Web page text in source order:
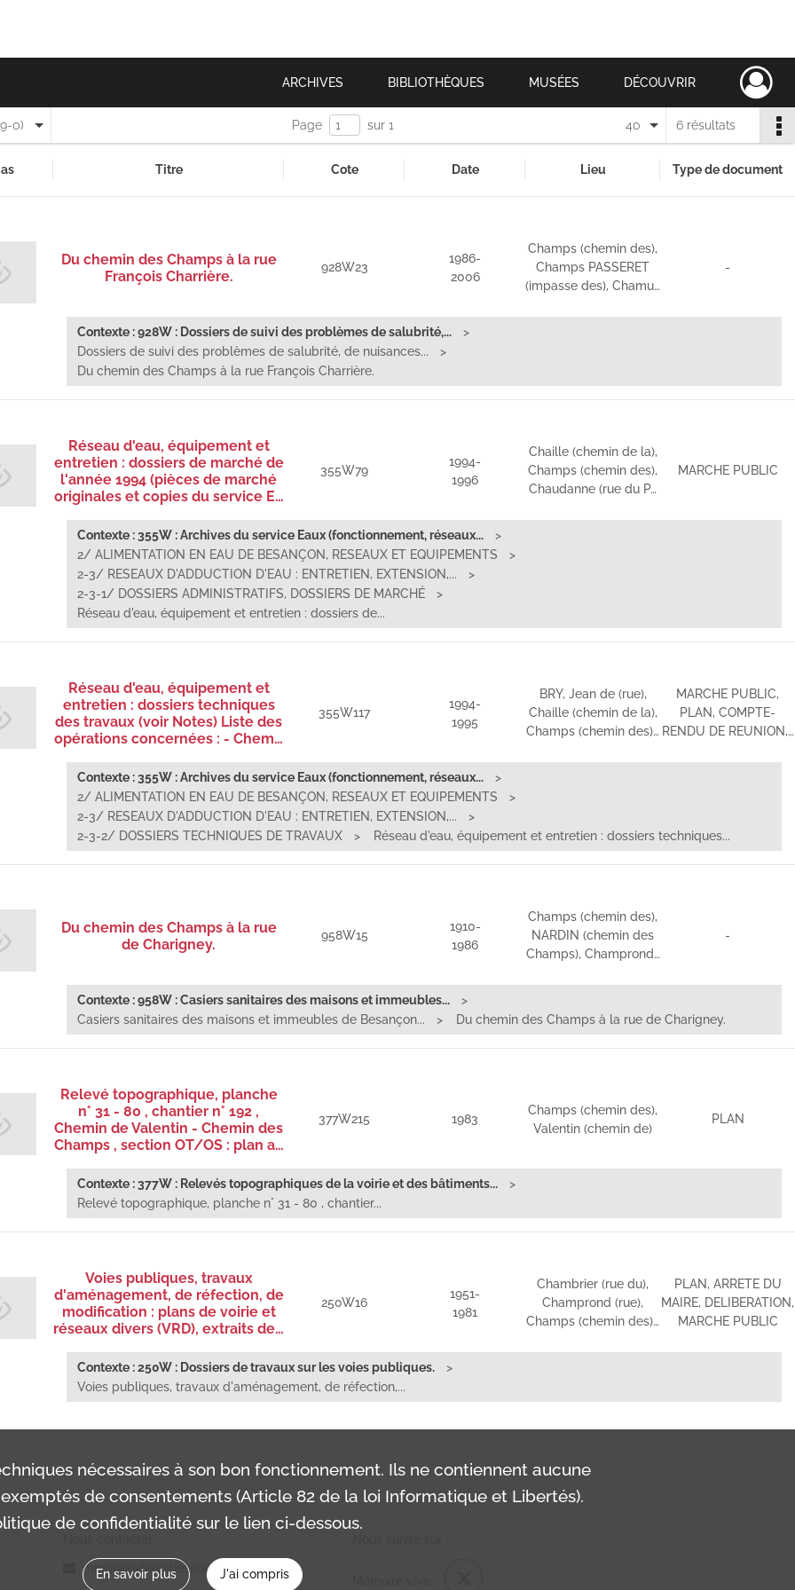
ARCHIVES BIBLIOTHÈQUES MUSÉES DÉCOUVRIR
0) Page sur 1 6 résultats
40
Titre Cote Date Lieu Type de document
Du chemin des Champs à la rue
François Charrière.
928W23
1986-
2006
Champs (chemin des),
Champs PASSERET
(impasse des), Chamu…
-
Contexte : 928W : Dossiers de suivi des problèmes de salubrité,...
Dossiers de suivi des problèmes de salubrité, de nuisances...
Du chemin des Champs à la rue François Charrière.
Réseau d'eau, équipement et
entretien : dossiers de marché de
l'année 1994 (pièces de marché
originales et copies du service E…
355W79
1994-
1996
Chaille (chemin de la),
Champs (chemin des),
Chaudanne (rue du P…
MARCHE PUBLIC
Contexte : 355W : Archives du service Eaux (fonctionnement, réseaux...
2/ ALIMENTATION EN EAU DE BESANÇON, RESEAUX ET EQUIPEMENTS
2-3/ RESEAUX D'ADDUCTION D'EAU : ENTRETIEN, EXTENSION,...
2-3-1/ DOSSIERS ADMINISTRATIFS, DOSSIERS DE MARCHÉ
Réseau d'eau, équipement et entretien : dossiers de...
Réseau d'eau, équipement et
entretien : dossiers techniques
des travaux (voir Notes) Liste des
opérations concernées : - Chem…
355W117
1994-
1995
BRY, Jean de (rue),
Chaille (chemin de la),
Champs (chemin des)…
MARCHE PUBLIC,
PLAN, COMPTE-
RENDU DE REUNION,…
Contexte : 355W : Archives du service Eaux (fonctionnement, réseaux...
2/ ALIMENTATION EN EAU DE BESANÇON, RESEAUX ET EQUIPEMENTS
2-3/ RESEAUX D'ADDUCTION D'EAU : ENTRETIEN, EXTENSION,...
2-3-2/ DOSSIERS TECHNIQUES DE TRAVAUX
Réseau d'eau, équipement et entretien : dossiers techniques...
Du chemin des Champs à la rue
de Charigney.
958W15
1910-
1986
Champs (chemin des),
NARDIN (chemin des
Champs), Champrond…
-
Contexte : 958W : Casiers sanitaires des maisons et immeubles...
Casiers sanitaires des maisons et immeubles de Besançon...
Du chemin des Champs à la rue de Charigney.
Relevé topographique, planche
n° 31 - 80 , chantier n° 192 ,
Chemin de Valentin - Chemin des
Champs , section OT/OS : plan a…
377W215 1983
Champs (chemin des),
Valentin (chemin de)
PLAN
Contexte : 377W : Relevés topographiques de la voirie et des bâtiments...
Relevé topographique, planche n° 31 - 80 , chantier...
Voies publiques, travaux
d'aménagement, de réfection, de
modification : plans de voirie et
réseaux divers (VRD), extraits de…
250W16
1951-
1981
Chambrier (rue du),
Champrond (rue),
Champs (chemin des)…
PLAN, ARRETE DU
MAIRE, DELIBERATION,
MARCHE PUBLIC
Contexte : 250W : Dossiers de travaux sur les voies publiques.
Voies publiques, travaux d'aménagement, de réfection,...
memoirevive@besancon.fr
nécessaires à son bon fonctionnement. Ils ne contiennent aucune
de consentements (Article 82 de la loi Informatique et Libertés).
de confidentialité sur le lien ci-dessous.
En savoir plus J'ai compris